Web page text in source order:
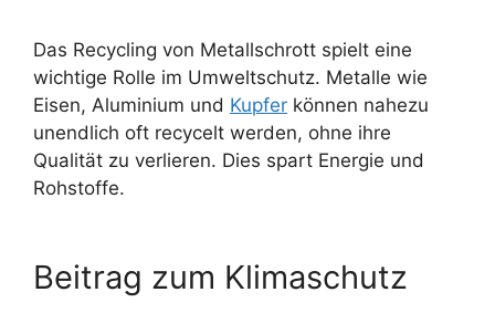
Das Recycling von Metallschrott spielt eine
wichtige Rolle im Umweltschutz. Metalle wie
Eisen, Aluminium und Kupfer können nahezu
unendlich oft recycelt werden, ohne ihre
Qualität zu verlieren. Dies spart Energie und
Rohstoffe.
Beitrag zum Klimaschutz